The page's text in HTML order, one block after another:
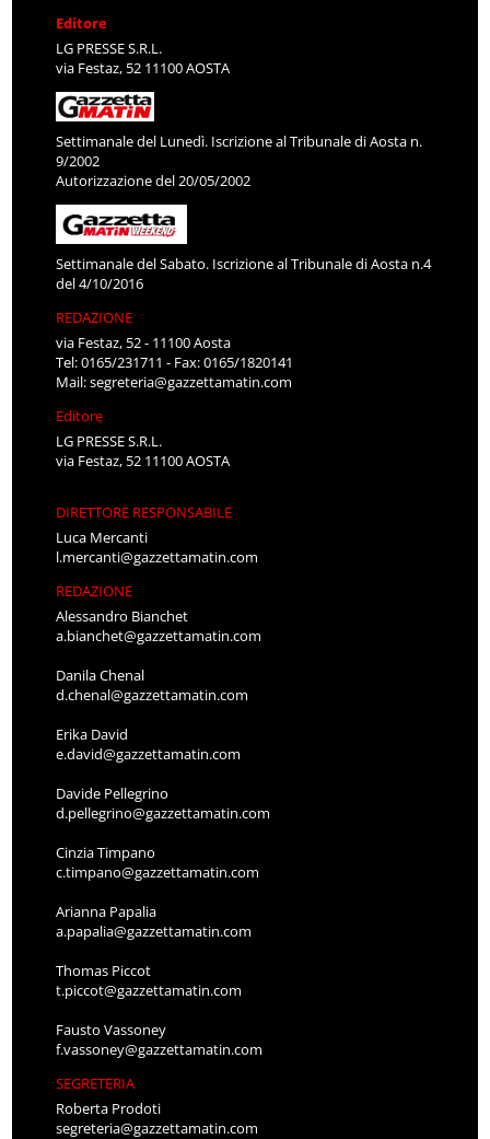
Editore
LG PRESSE S.R.L.
via Festaz, 52 11100 AOSTA
Settimanale del Lunedì. Iscrizione al Tribunale di Aosta n.
9/2002
Autorizzazione del 20/05/2002
Settimanale del Sabato. Iscrizione al Tribunale di Aosta n.4
del 4/10/2016
REDAZIONE
via Festaz, 52 - 11100 Aosta
Tel: 0165/231711 - Fax: 0165/1820141
Mail:segreteria@gazzettamatin.com
Editore
LG PRESSE S.R.L.
via Festaz, 52 11100 AOSTA
DIRETTORE RESPONSABILE
Luca Mercanti
l.mercanti@gazzettamatin.com
REDAZIONE
Alessandro Bianchet
a.bianchet@gazzettamatin.com
Danila Chenal
d.chenal@gazzettamatin.com
Erika David
e.david@gazzettamatin.com
Davide Pellegrino
d.pellegrino@gazzettamatin.com
Cinzia Timpano
c.timpano@gazzettamatin.com
Arianna Papalia
a.papalia@gazzettamatin.com
Thomas Piccot
t.piccot@gazzettamatin.com
Fausto Vassoney
f.vassoney@gazzettamatin.com
SEGRETERIA
Roberta Prodoti
segreteria@gazzettamatin.com